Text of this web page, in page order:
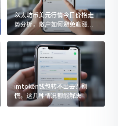
以太坊币美元行情今日价格走
势分析，散户如何避免追涨杀
跌被套牢
imtoken钱包转不出去？别
慌，这几种情况都能解决